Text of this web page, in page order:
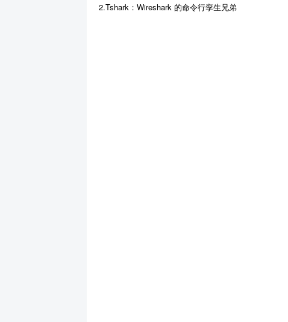
2.Tshark：Wireshark 的命令行孪生兄弟